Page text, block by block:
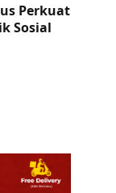
Perkuat
Sosial